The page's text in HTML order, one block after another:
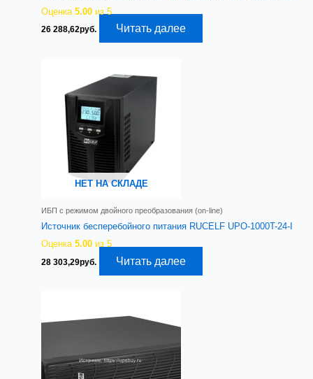
Оценка5.00 из 5
26 288,62руб. Читать далее
НЕТ НА СКЛАДЕ
ИБП с режимом двойного преобразования (on-line)
Источник бесперебойного питания RUCELF UPO-1000T-24-I
Оценка5.00 из 5
28 303,29руб. Читать далее